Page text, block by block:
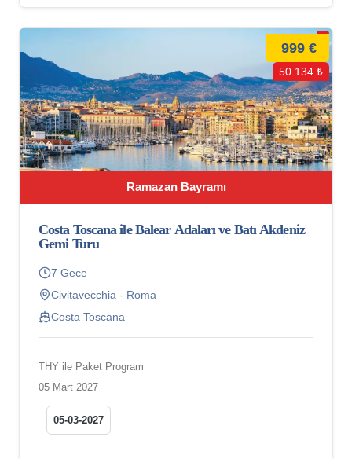
Ramazan Bayramı
999 €
50.134 ₺
Costa Toscana ile Balear Adaları ve Batı Akdeniz
Gemi Turu
7 Gece
Civitavecchia - Roma
Costa Toscana
THY ile Paket Program
05 Mart 2027
05-03-2027